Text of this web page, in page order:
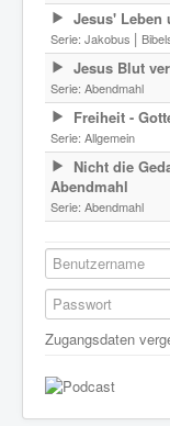
Jesus' Leben
Serie: Jakobus |
Jesus Blut
Serie: Abendmahl
Freiheit -
Serie: Allgemein
Nicht die
Abendmahl
Serie: Abendmahl
Zugangsdaten